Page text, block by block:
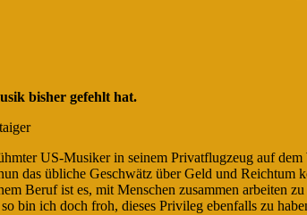
bisher gefehlt hat.
US-Musiker in seinem Privatflugzeug auf
das übliche Geschwätz über Geld und
Beruf ist es, mit Menschen zusammen arbeiten
bin ich doch froh, dieses Privileg ebenfalls zu